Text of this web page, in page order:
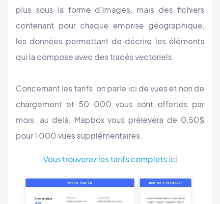
Vous trouverez les tarifs complets ici
plus sous la forme d’images, mais des fichiers
contenant pour chaque emprise géographique,
les données permettant de décrire les éléments
qui la compose avec des tracés vectoriels.
Concernant les tarifs, on parle ici de vues et non de
chargement et 50 000 vous sont offertes par
mois. au delà, Mapbox vous prélevera de 0,50$
pour 1 000 vues supplémentaires.